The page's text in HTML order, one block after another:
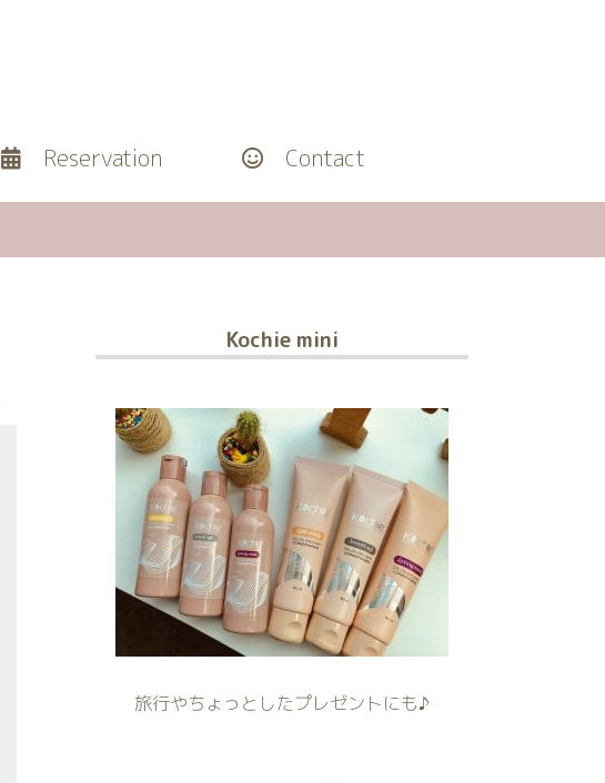
Reservation Contact
Kochie mini
旅行やちょっとしたプレゼントにも♪